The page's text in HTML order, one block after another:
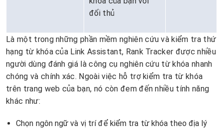
đối thủ
Là một trong những phần mềm nghiên cứu và kiểm tra thứ
hạng từ khóa của Link Assistant, Rank Tracker được nhiều
người dùng đánh giá là công cụ nghiên cứu từ khóa nhanh
chóng và chính xác. Ngoài việc hỗ trợ kiểm tra từ khóa
trên trang web của bạn, nó còn đem đến nhiều tính năng
khác như:
Chọn ngôn ngữ và vị trí để kiểm tra từ khóa theo địa lý